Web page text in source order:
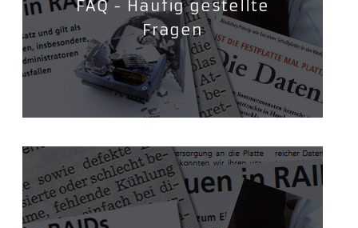
FAQ - Häufig gestellte
Fragen